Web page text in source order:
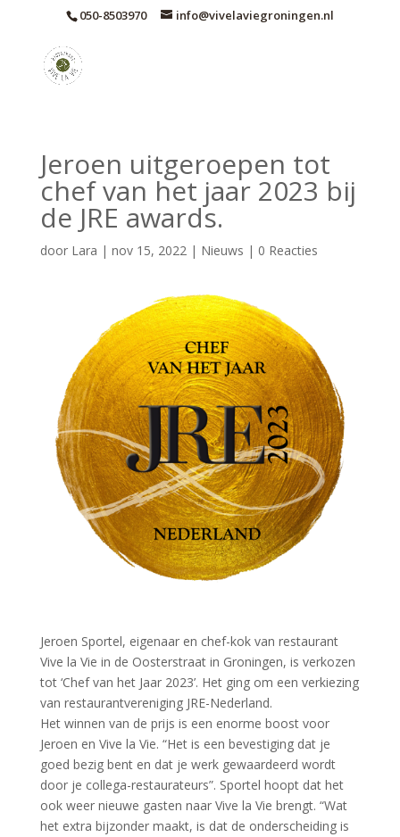
050-8503970 info@vivelaviegroningen.nl
Jeroen uitgeroepen tot
chef van het jaar 2023 bij
de JRE awards.
door Lara | nov 15, 2022| Nieuws | 0 Reacties
Jeroen Sportel, eigenaar en chef-kok van restaurant
Vive la Vie in de Oosterstraat in Groningen, is verkozen
tot ‘Chef van het Jaar 2023’. Het ging om een verkiezing
van restaurantvereniging JRE-Nederland.
Het winnen van de prijs is een enorme boost voor
Jeroen en Vive la Vie. “Het is een bevestiging dat je
goed bezig bent en dat je werk gewaardeerd wordt
door je collega-restaurateurs”. Sportel hoopt dat het
ook weer nieuwe gasten naar Vive la Vie brengt. “Wat
het extra bijzonder maakt, is dat de onderscheiding is